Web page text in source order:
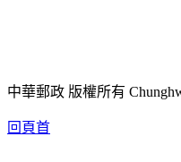
中華郵政 版權所有
回頁首